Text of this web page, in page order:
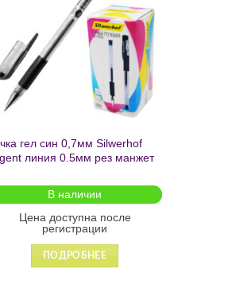
в список
желаний
гел син 0,7мм Silwerhof
линия 0.5мм рез манжет
В наличии
Цена доступна после
регистрации
ПОДРОБНЕЕ